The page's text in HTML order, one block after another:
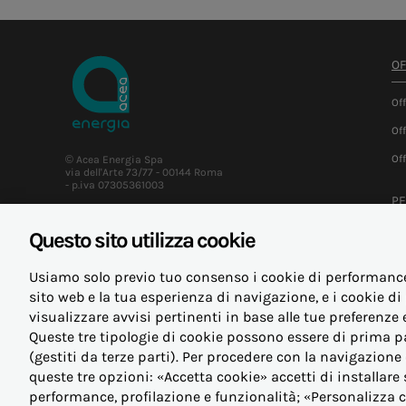
© Acea Energia Spa
via dell'Arte 73/77 - 00144 Roma
- p.iva 07305361003
Le
Questo sito utilizza cookie
Usiamo solo previo tuo consenso i cookie di
sito web e la tua esperienza di navigazione, e i cookie
visualizzare avvisi pertinenti in base alle tue
Queste tre tipologie di cookie possono essere di prima
(gestiti da terze parti). Per procedere con la
queste tre opzioni: «Accetta cookie» accetti di
performance, profilazione e funzionalità; «Personalizza